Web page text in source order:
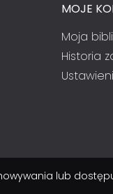
MOJE
Moja
Historia
lub